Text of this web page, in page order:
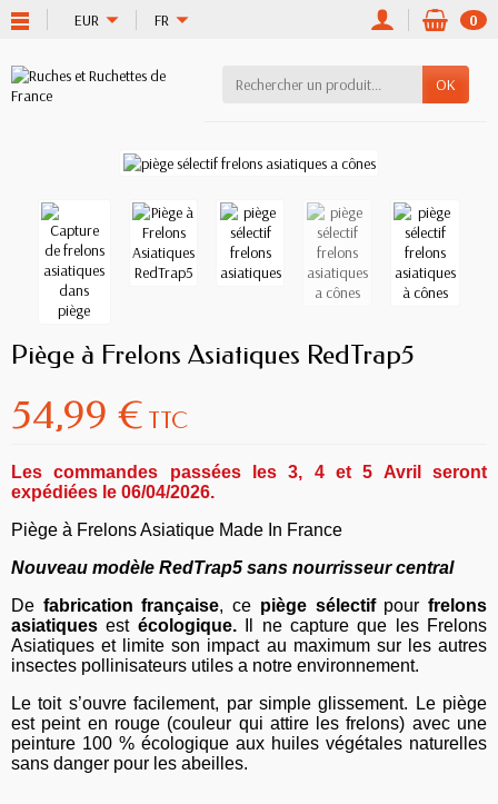
EUR FR 0
OK
Piège à Frelons Asiatiques RedTrap5
54,99 € TTC
Les commandes passées les 3, 4 et 5 Avril seront
expédiées le 06/04/2026.
Piège à Frelons Asiatique Made In France
Nouveau modèle RedTrap5 sans nourrisseur central
De fabrication française, ce piège sélectif pour frelons
asiatiquesestécologique.Il ne capture que les Frelons
Asiatiques et limite son impact au maximum sur les autres
insectes pollinisateurs utiles a notre environnement.
Le toit s’ouvre facilement, par simple glissement. Le piège
est peint en rouge (couleur qui attire les frelons) avec une
peinture 100 % écologique aux huiles végétales naturelles
sans danger pour les abeilles.